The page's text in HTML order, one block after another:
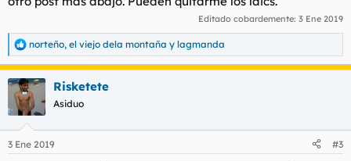
campanada o incluso antes de ésta.
Editado cobardemente: 3 Ene 2019
R
e
a
c
c
e
norteño, el viejo dela montaña y lagmanda
Risketete
Asiduo
3 Ene 2019 #3